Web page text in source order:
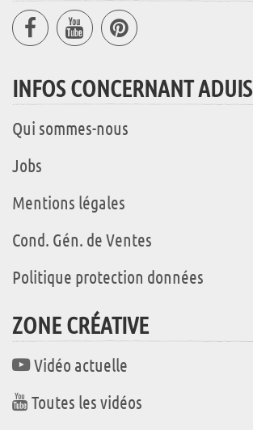
INFOS CONCERNANT ADUIS
Qui sommes-nous
Jobs
Mentions légales
Cond. Gén. de Ventes
Politique protection données
ZONE CRÉATIVE
Vidéo actuelle
Toutes les vidéos